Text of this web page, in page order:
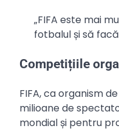
„FIFA este mai
fotbalul și să
Competițiile
FIFA, ca organism
milioane de
mondial și pentru